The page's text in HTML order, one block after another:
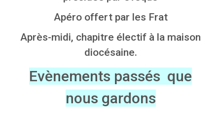
Apéro offert par les Frat
Après-midi, chapitre électif à la maison
diocésaine.
Evènements passés que
nous gardons